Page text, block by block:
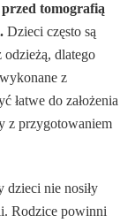
tomografią
Dzieci często są
dlatego
z
łatwe do założenia
z przygotowaniem
dzieci nie nosiły
Rodzice powinni